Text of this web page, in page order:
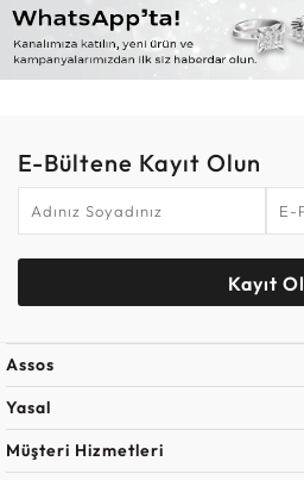
E-Bültene Kayıt Olun
Kayıt Ol
Assos
Yasal
Müşteri Hizmetleri